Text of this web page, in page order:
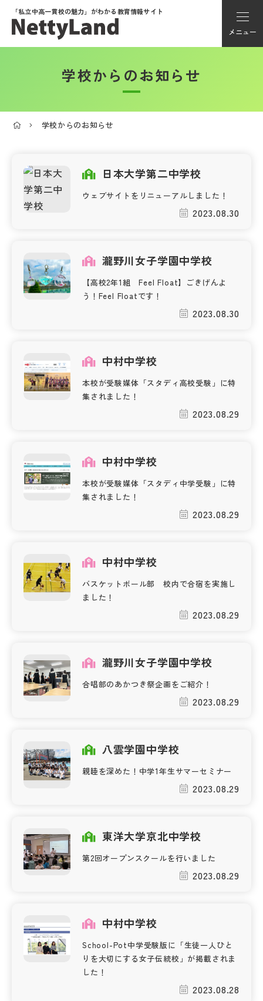
「私立中高一貫校の魅力」がわかる教育情報サイト
メニュー
アカウント登録
学校選び
学校動画
帰国生受験情報
学校からのお知らせ
特集
NettyLandかわら版
お問い合わせ
個人情報保護方針
運営会社
学校からのお知らせ
学校からのお知らせ
日本大学第二中学校
ウェブサイトをリニューアルしました！
2023.08.30
瀧野川女子学園中学校
【高校2年1組 Feel Float】ごきげんよ
う！Feel Floatです！
2023.08.30
中村中学校
本校が受験媒体「スタディ高校受験」に特
集されました！
2023.08.29
中村中学校
本校が受験媒体「スタディ中学受験」に特
集されました！
2023.08.29
中村中学校
バスケットボール部 校内で合宿を実施し
ました！
2023.08.29
瀧野川女子学園中学校
合唱部のあかつき祭企画をご紹介！
2023.08.29
八雲学園中学校
親睦を深めた！中学1年生サマーセミナー
2023.08.29
東洋大学京北中学校
第2回オープンスクールを行いました
2023.08.29
中村中学校
School-Pot中学受験版に「生徒一人ひと
りを大切にする女子伝統校」が掲載されま
した！
2023.08.28